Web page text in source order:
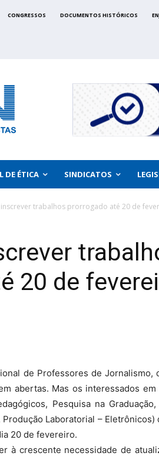
CONGRESSOS DOCUMENTOS HISTÓRICOS
DE ÉTICA SINDICATOS
trabalhos prorrogado até 20 de
20 de
de Professores de Jornalismo,
abertas. Mas os interessados
Pesquisa na
Laboratorial –
20 de fevereiro.
à crescente necessidade de